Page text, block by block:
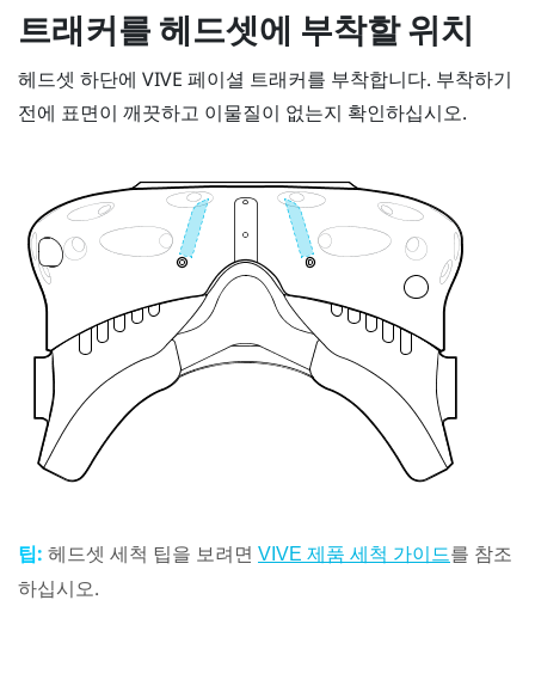
트래커를 헤드셋에 부착할 위치
헤드셋 하단에 VIVE 페이셜 트래커를 부착합니다. 부착하기
전에 표면이 깨끗하고 이물질이 없는지 확인하십시오.
팁: 헤드셋 세척 팁을 보려면 VIVE 제품 세척 가이드를 참조
하십시오.